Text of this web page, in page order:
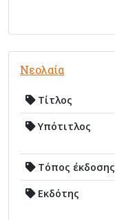
Νεολαία
Τίτλος
Υπότιτλος
Τόπος έκδοσης
Εκδότης